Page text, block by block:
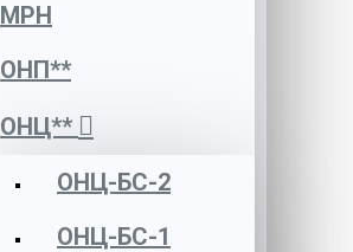
МРН
ОНП**
ОНЦ**
ОНЦ-БС-2
ОНЦ-БС-1